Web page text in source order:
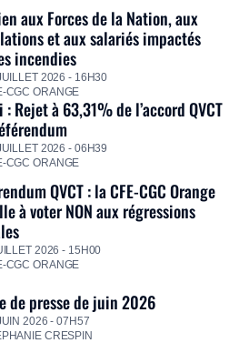
sociale, le Groupe mobilise
afin de proposer un diagnostic
pour faire face aux
aux Forces de la Nation, aux
et aux salariés impactés
incendies
2026 - 16H30
CGC ORANGE
: Rejet à 63,31% de l’accord QVCT
2026 - 06H39
CGC ORANGE
QVCT : la CFE-CGC Orange
à voter NON aux régressions
2026 - 15H00
CGC ORANGE
de presse de juin 2026
2026 - 07H57
CRESPIN